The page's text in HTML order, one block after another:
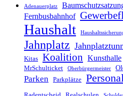
Adenauerplatz
Fernbusbahnhof
Haushalt
Jahnplatz
Kitas Koalition Kunsthalle
MrSchulticket
Oberbürgermeister
Parken Parkplätze